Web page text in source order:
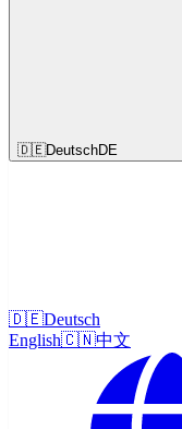
🇩🇪DeutschDE
🇩🇪Deutsch
English🇨🇳中文